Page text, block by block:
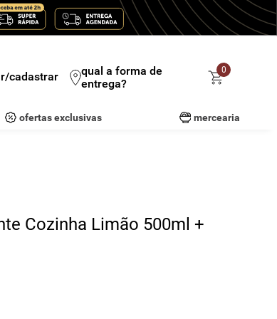
cadastrar
qual a forma de
entrega?
0
ofertas exclusivas mercearia
Cozinha Limão 500ml +